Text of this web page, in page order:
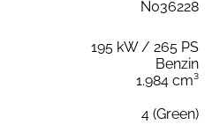
N036228
195 kW / 265 PS
Benzin
1.984 cm³
4 (Green)